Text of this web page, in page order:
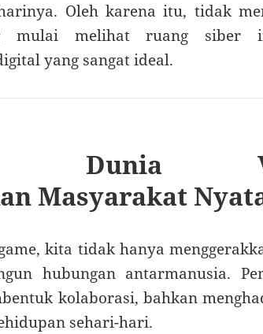
Oleh karena itu, tidak
mulai melihat ruang siber
yang sangat ideal.
Dunia
Masyarakat
kita tidak hanya
hubungan antarmanusia.
kolaborasi, bahkan
sehari-hari.